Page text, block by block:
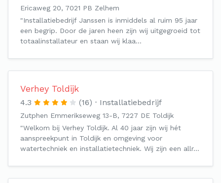
Ericaweg 20, 7021 PB Zelhem
"Installatiebedrijf Janssen is inmiddels al ruim 95 jaar
een begrip. Door de jaren heen zijn wij uitgegroeid tot
totaalinstallateur en staan wij klaa…
Verhey Toldijk
4.3 (16) Installatiebedrijf
Zutphen Emmerikseweg 13-B, 7227 DE Toldijk
"Welkom bij Verhey Toldijk. Al 40 jaar zijn wij hét
aanspreekpunt in Toldijk en omgeving voor
watertechniek en installatietechniek. Wij zijn een allr…